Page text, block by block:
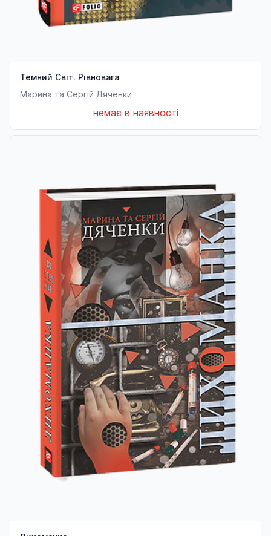
Темний Світ. Рівновага
Марина та Сергій Дяченки
немає в наявності